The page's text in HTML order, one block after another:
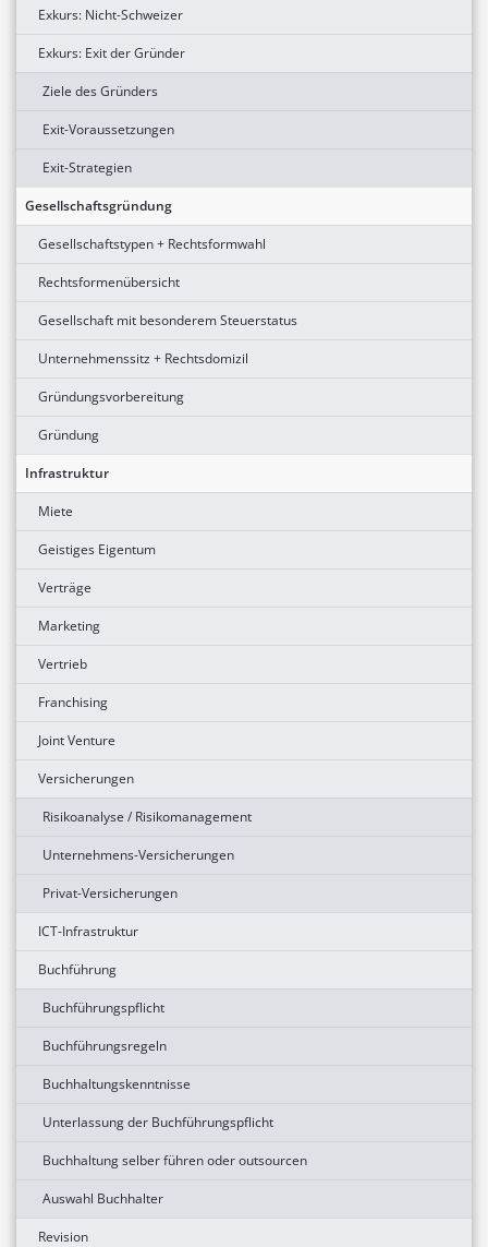
Exkurs: Nicht-Schweizer
Exkurs: Exit der Gründer
Ziele des Gründers
Exit-Voraussetzungen
Exit-Strategien
Gesellschaftsgründung
Gesellschaftstypen + Rechtsformwahl
Rechtsformenübersicht
Gesellschaft mit besonderem Steuerstatus
Unternehmenssitz + Rechtsdomizil
Gründungsvorbereitung
Gründung
Infrastruktur
Miete
Geistiges Eigentum
Verträge
Marketing
Vertrieb
Franchising
Joint Venture
Versicherungen
Risikoanalyse / Risikomanagement
Unternehmens-Versicherungen
Privat-Versicherungen
ICT-Infrastruktur
Buchführung
Buchführungspflicht
Buchführungsregeln
Buchhaltungskenntnisse
Unterlassung der Buchführungspflicht
Buchhaltung selber führen oder outsourcen
Auswahl Buchhalter
Revision